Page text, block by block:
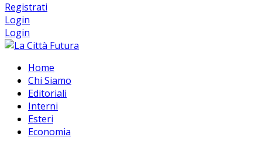
Registrati
Login
Login
Home
Chi Siamo
Editoriali
Interni
Esteri
Economia